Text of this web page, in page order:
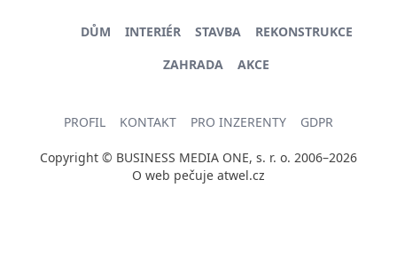
DŮM INTERIÉR STAVBA
REKONSTRUKCE
ZAHRADA
AKCE
PROFIL KONTAKT PRO INZERENTY GDPR
Copyright © BUSINESS MEDIA ONE, s. r. o. 2006–2026